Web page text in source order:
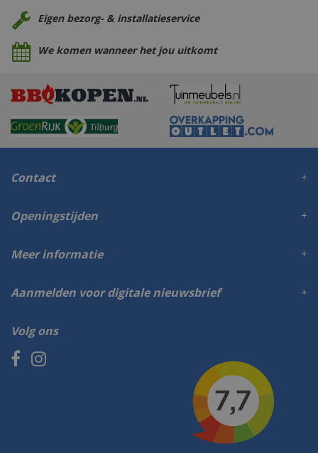
Eigen bezorg- & installatieservice
We komen wanneer het jou uitkomt
Contact
Volg ons
Openingstijden
Meer informatie
Aanmelden voor digitale nieuwsbrief